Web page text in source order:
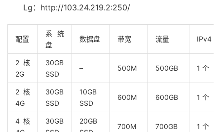
Lg：http://103.24.219.2:250/
配置
系统
盘
数据盘 带宽 流量 IPv4
2 核
2G
30GB
SSD
– 500M 500GB 1 个
2 核
4G
30GB
SSD
10GB
SSD
600M 600GB 1 个
4 核
30GB
20GB
700M 700GB 1 个